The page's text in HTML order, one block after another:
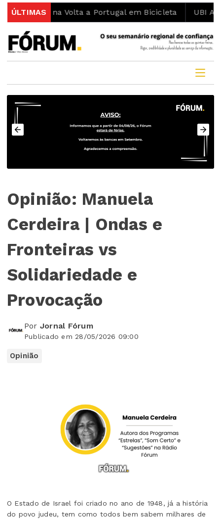
ÚLTIMAS
na Volta a Portugal em Bicicleta UBI
Opinião: Manuela
Cerdeira | Ondas e
Fronteiras vs
Solidariedade e
Provocação
Por Jornal Fórum
Publicado em 28/05/2026 09:00
Opinião
O Estado de Israel foi criado no ano de 1948, já a história
do povo judeu, tem como todos bem sabem milhares de